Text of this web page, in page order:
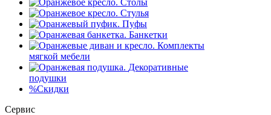
Столы
Стулья
Пуфы
Банкетки
Комплекты
мягкой мебели
Декоративные
подушки
%Скидки
Сервис